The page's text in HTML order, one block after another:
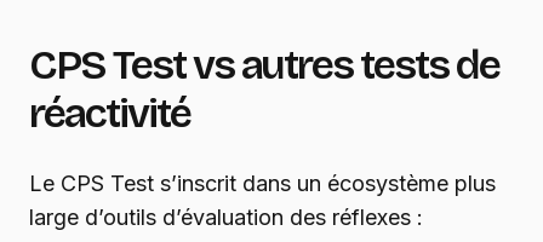
CPS Test vs autres tests de
réactivité
Le CPS Test s’inscrit dans un écosystème plus
large d’outils d’évaluation des réflexes :